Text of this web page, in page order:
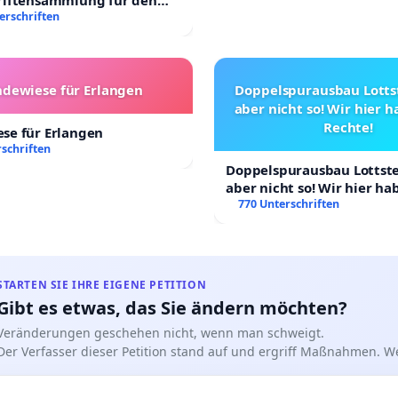
Villa
für Erlangen
für Erlangen
Doppelspurausbau
aber nicht so! Wir hier
Rechte!
Doppelspurausbau
aber nicht so! Wir hier
Rechte!
770 Unterschriften
SIE IHRE EIGENE PETITION
es etwas, das Sie ändern möchten?
geschehen nicht, wenn man schweigt.
Verfasser dieser Petition stand auf und ergriff Maßnahmen.